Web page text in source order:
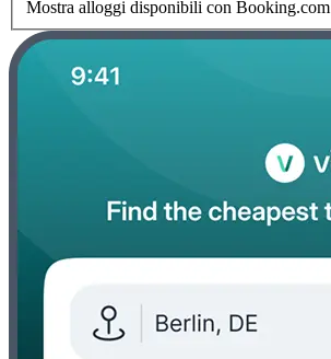
Mostra alloggi disponibili con Booking.com